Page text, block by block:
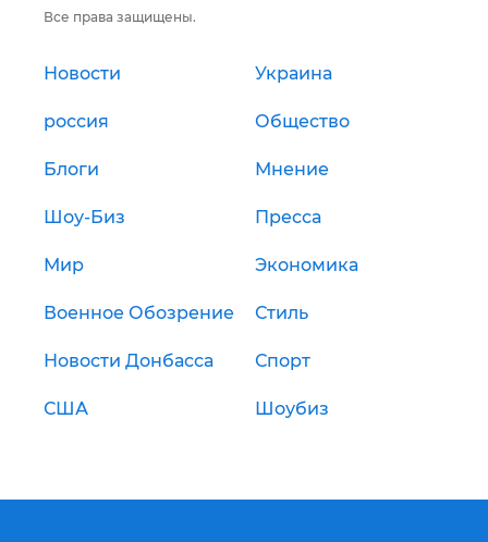
Все права защищены.
Новости Украина
россия Общество
Блоги Мнение
Шоу-Биз Пресса
Мир Экономика
Военное Обозрение Стиль
Новости Донбасса Спорт
США Шоубиз